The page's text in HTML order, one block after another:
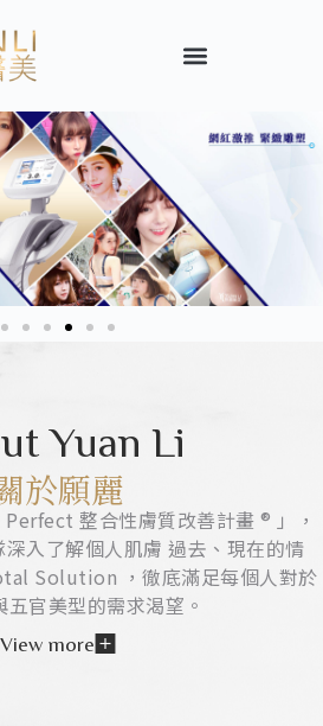
Yuan Li
於願麗
整合性膚質改善計畫 ® 」，
入了解個人肌膚 過去、現在的情
Solution ，徹底滿足每個人對於
五官美型的需求渴望。
View more